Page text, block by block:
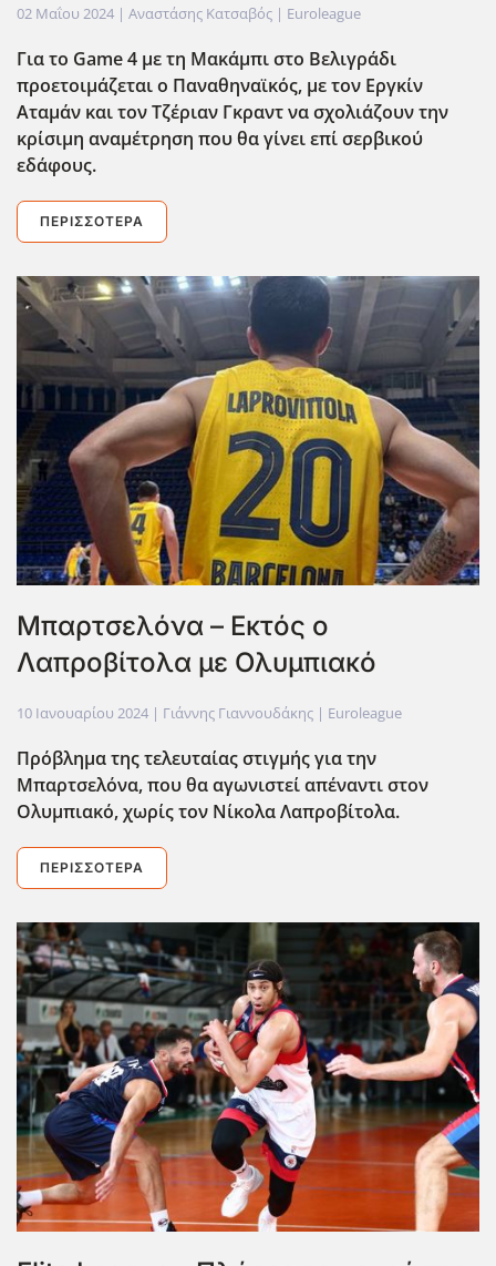
02 Μαΐου 2024 | Αναστάσης Κατσαβός | Euroleague
Για το Game 4 με τη Μακάμπι στο Βελιγράδι
προετοιμάζεται ο Παναθηναϊκός, με τον Εργκίν
Αταμάν και τον Τζέριαν Γκραντ να σχολιάζουν την
κρίσιμη αναμέτρηση που θα γίνει επί σερβικού
εδάφους.
ΠΕΡΙΣΣΌΤΕΡΑ
Μπαρτσελόνα – Εκτός ο
Λαπροβίτολα με Ολυμπιακό
10 Ιανουαρίου 2024 | Γιάννης Γιαννουδάκης | Euroleague
Πρόβλημα της τελευταίας στιγμής για την
Μπαρτσελόνα, που θα αγωνιστεί απέναντι στον
Ολυμπιακό, χωρίς τον Νίκολα Λαπροβίτολα.
ΠΕΡΙΣΣΌΤΕΡΑ